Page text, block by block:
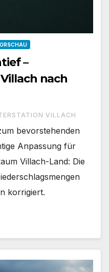
–
nach
VILLACH
bevorstehenden
Anpassung für
Villach-Land: Die
korrigiert.